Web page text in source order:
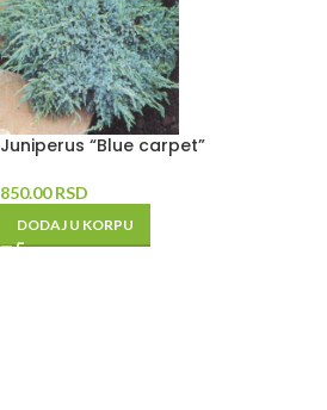
Juniperus “Blue carpet”
850.00RSD
DODAJ U KORPU